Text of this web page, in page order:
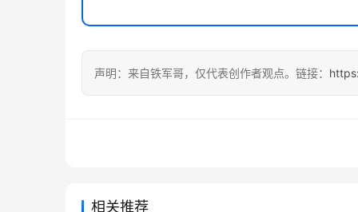
声明：来自铁军哥，仅代表创作者观点。链接：
相关推荐